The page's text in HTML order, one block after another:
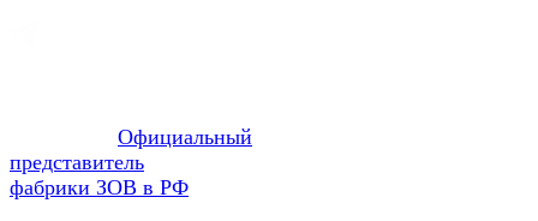
Официальный
представитель
фабрики ЗОВ в РФ